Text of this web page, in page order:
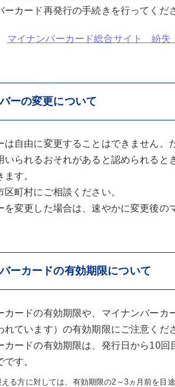
ーカード再発行の手続きを行ってくだ
マイナンバーカード総合サイト 紛失
ーの変更について
は自由に変更することはできません
いられるおそれがあると認められる
す。
区町村にご相談ください。
を変更した場合は、速やかに変更後の
ーカードの有効期限について
カードの有効期限や、マイナンバー
れています）の有効期限にご注意くだ
カードの有効期限は、発行日から10
す。
る方に対しては、有効期限の2～3ヵ月前を目